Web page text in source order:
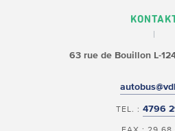
63 rue de BouillonL-
TEL. : 4796